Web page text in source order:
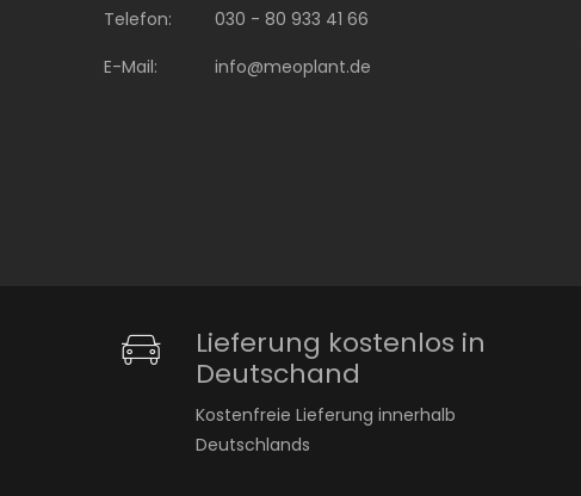
Telefon:
030 - 80 933 41 66
E-Mail:
info@meoplant.de
Lieferung kostenlos in
Deutschand
Kostenfreie Lieferung innerhalb
Deutschlands